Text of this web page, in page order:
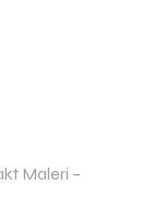
Maleri –